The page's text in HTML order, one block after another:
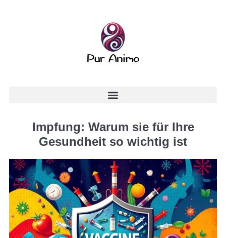
Impfung: Warum sie für Ihre
Gesundheit so wichtig ist